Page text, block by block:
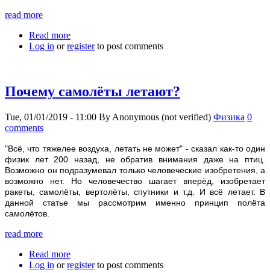
read more
Read more
Log in orregisterto post comments
Почему самолёты летают?
Tue, 01/01/2019 - 11:00 By Anonymous (not verified) Физика 0
comments
"Всё, что тяжелее воздуха, летать не может" - сказал как-то один
физик лет 200 назад, не обратив внимания даже на птиц.
Возможно он подразумевал только человеческие изобретения, а
возможно нет. Но человечество шагает вперёд, изобретает
ракеты, самолёты, вертолёты, спутники и т.д. И всё летает. В
данной статье мы рассмотрим именно принцип полёта
самолётов.
read more
Read more
Log in orregisterto post comments